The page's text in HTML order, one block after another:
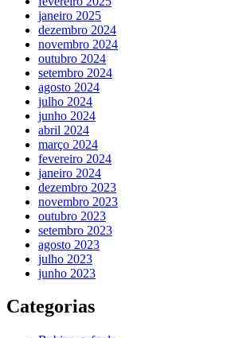
janeiro 2025
dezembro 2024
novembro 2024
outubro 2024
setembro 2024
agosto 2024
julho 2024
junho 2024
abril 2024
março 2024
fevereiro 2024
janeiro 2024
dezembro 2023
novembro 2023
outubro 2023
setembro 2023
agosto 2023
julho 2023
junho 2023
Categorias